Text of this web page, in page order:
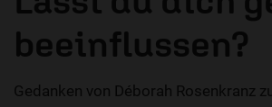
beeinflussen?
Gedanken von Déborah Rosenkranz